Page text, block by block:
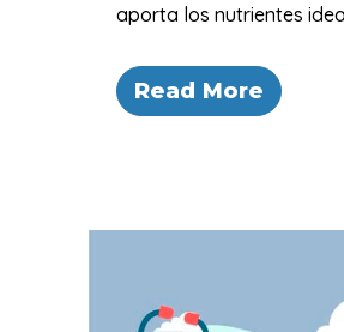
aporta los nutrientes
Read More